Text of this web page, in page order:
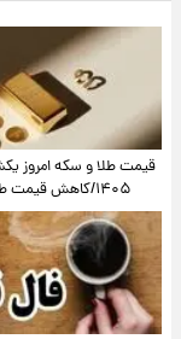
۱۴۰۵/کاهش قیمت طلا و سکه